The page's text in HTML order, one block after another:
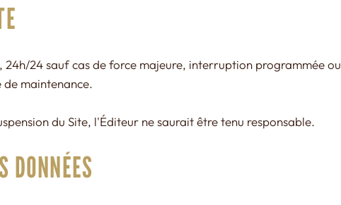
24h/24 sauf cas de force majeure, interruption programmée ou
de maintenance.
du Site, l'Éditeur ne saurait être tenu responsable.
DONNÉES